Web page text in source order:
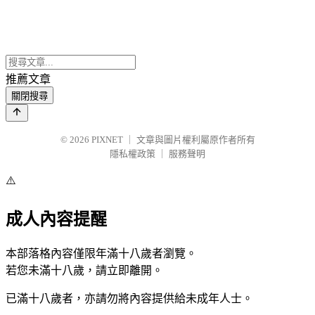
推薦文章
關閉搜尋
© 2026 PIXNET
文章與圖片權利屬原作者所有
隱私權政策
服務聲明
⚠️
成人內容提醒
本部落格內容僅限年滿十八歲者瀏覽。
若您未滿十八歲，請立即離開。
已滿十八歲者，亦請勿將內容提供給未成年人士。